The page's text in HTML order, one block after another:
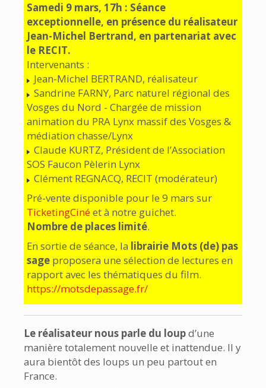
Samedi 9 mars, 17h : Séance
exceptionnelle, en présence du réalisateur
Jean-Michel Bertrand, en partenariat avec
le RECIT.
Intervenants :
Jean-Michel BERTRAND, réalisateur
Sandrine FARNY, Parc naturel régional des
Vosges du Nord - Chargée de mission
animation du PRA Lynx massif des Vosges &
médiation chasse/Lynx
Claude KURTZ, Président de l’Association
SOS Faucon Pèlerin Lynx
Clément REGNACQ, RECIT (modérateur)
Pré-vente disponible pour le 9 mars sur
TicketingCinéet à notre guichet.
Nombre de places limité.
En sortie de séance, la librairie Mots (de) pas
sage proposera une sélection de lectures en
rapport avec les thématiques du film.
https://motsdepassage.fr/
Le réalisateur nous parle du loupd’une
manière totalement nouvelle et inattendue. Il y
aura bientôt des loups un peu partout en
France.